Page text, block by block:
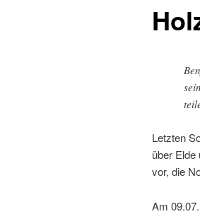
Letzten
über
vor, die
Am